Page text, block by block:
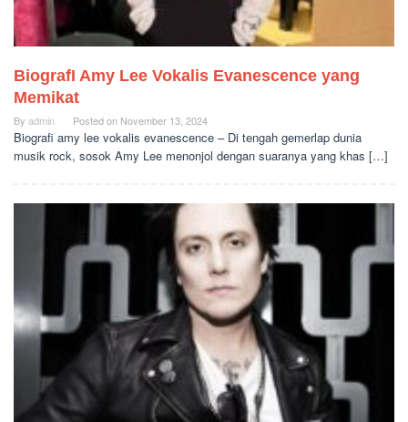
BiografI Amy Lee Vokalis Evanescence yang
Memikat
By admin Posted on November 13, 2024
Biografi amy lee vokalis evanescence – Di tengah gemerlap dunia
musik rock, sosok Amy Lee menonjol dengan suaranya yang khas […]